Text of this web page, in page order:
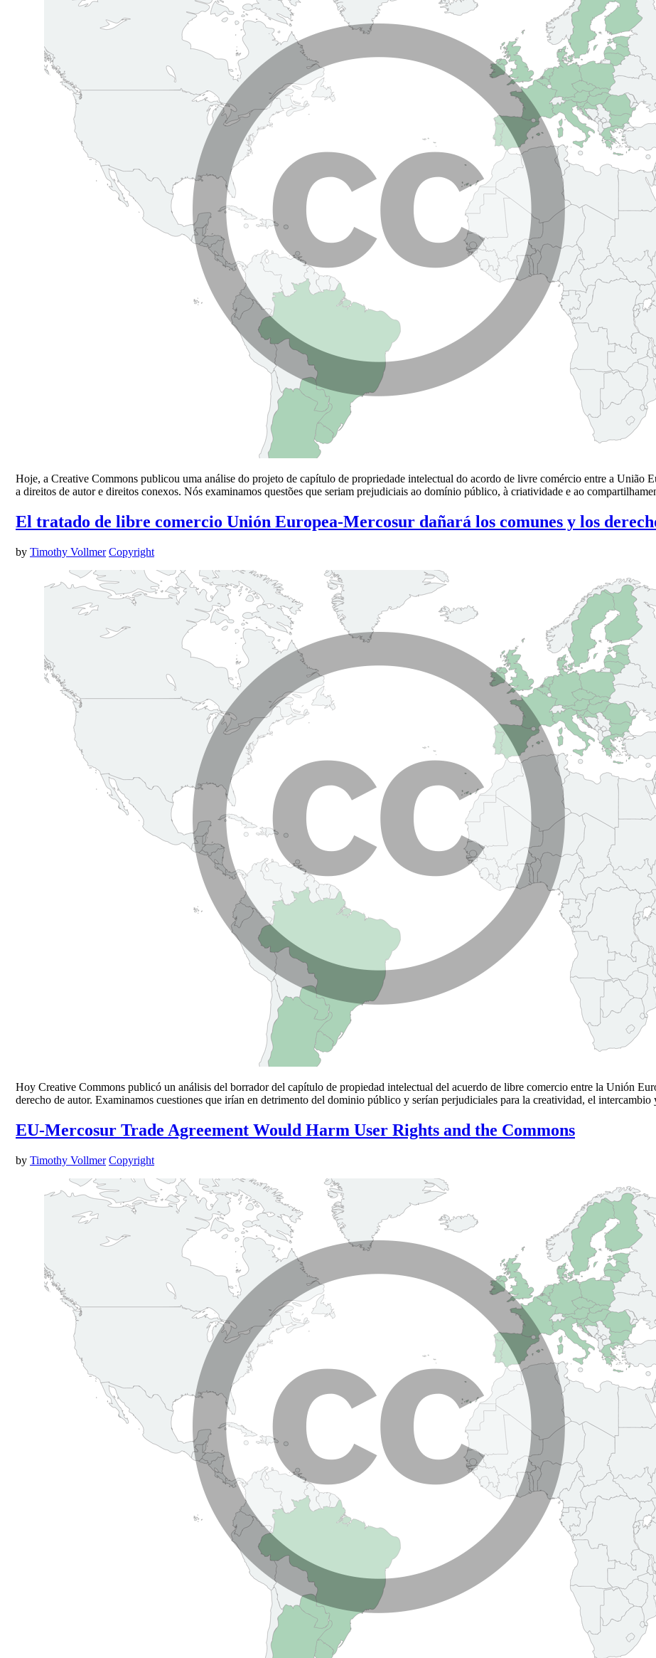
Hoje, a Creative Commons publicou uma análise do projeto de capítulo de propriedade intelectual do acordo de livre comércio entre a União
a direitos de autor e direitos conexos. Nós examinamos questões que seriam prejudiciais ao domínio público, à criatividade e ao
El tratado de libre comercio Unión Europea-Mercosur dañará los comunes y los
by Timothy Vollmer Copyright
Hoy Creative Commons publicó un análisis del borrador del capítulo de propiedad intelectual del acuerdo de libre comercio entre la Unión
derecho de autor. Examinamos cuestiones que irían en detrimento del dominio público y serían perjudiciales para la creatividad, el
EU-Mercosur Trade Agreement Would Harm User Rights and the Commons
by Timothy Vollmer Copyright